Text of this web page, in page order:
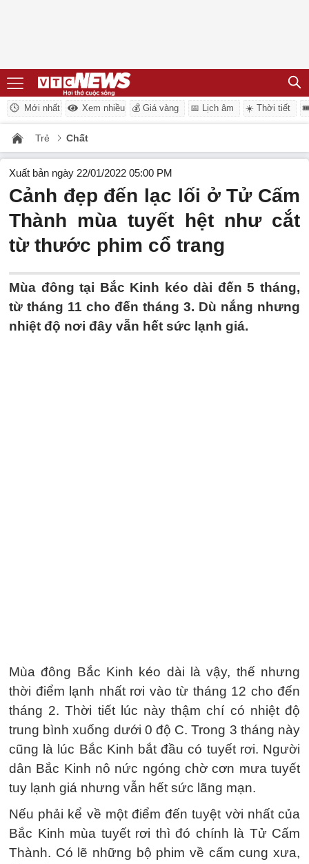
Mới nhất Xem nhiều 💰 Giá vàng 📅 Lịch âm ☀️ Thời tiết
Trẻ Chất
Xuất bản ngày 22/01/2022 05:00 PM
Cảnh đẹp đến lạc lối ở Tử Cấm
Thành mùa tuyết hệt như cắt
từ thước phim cổ trang
Mùa đông tại Bắc Kinh kéo dài đến 5 tháng,
từ tháng 11 cho đến tháng 3. Dù nắng nhưng
nhiệt độ nơi đây vẫn hết sức lạnh giá.
Mùa đông Bắc Kinh kéo dài là vậy, thế nhưng
thời điểm lạnh nhất rơi vào từ tháng 12 cho đến
tháng 2. Thời tiết lúc này thậm chí có nhiệt độ
trung bình xuống dưới 0 độ C. Trong 3 tháng này
cũng là lúc Bắc Kinh bắt đầu có tuyết rơi. Người
dân Bắc Kinh nô nức ngóng chờ cơn mưa tuyết
tuy lạnh giá nhưng vẫn hết sức lãng mạn.
Nếu phải kể về một điểm đến tuyệt vời nhất của
Bắc Kinh mùa tuyết rơi thì đó chính là Tử Cấm
Thành. Có lẽ những bộ phim về cấm cung xưa,